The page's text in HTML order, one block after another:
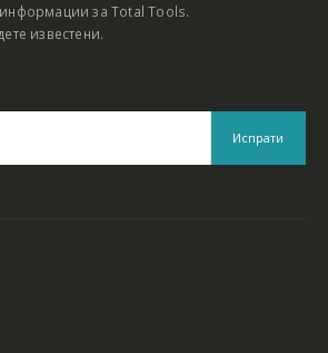
информации за Total Tools.
известени.